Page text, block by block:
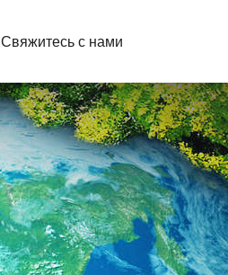
Свяжитесь с нами